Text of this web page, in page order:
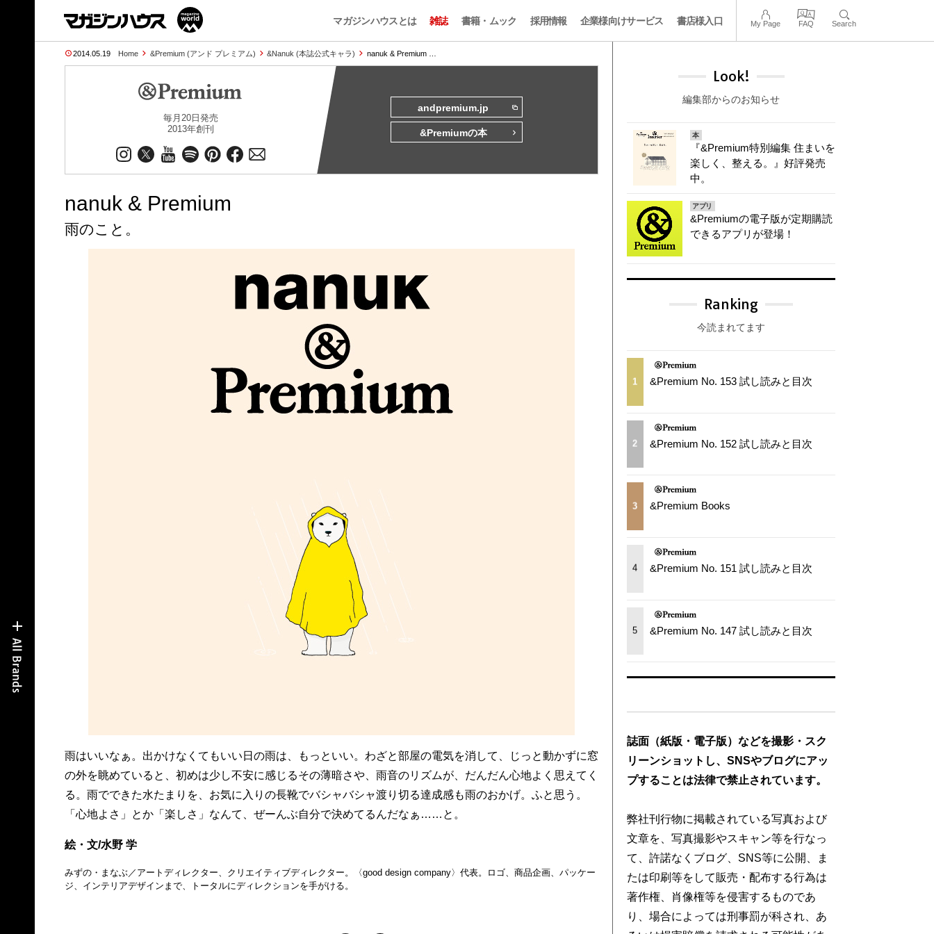
マガジンハウスとは 雑誌 書籍・ムック 採用情報 企業様向けサービス 書店様入口 My Page FAQ Search
2014.05.19 Home &Premium (アンド プレミアム) &Nanuk (本誌公式キャラ) nanuk & Premium …
毎月20日発売
2013年創刊
andpremium.jp
&Premiumの本
nanuk & Premium
雨のこと。
雨はいいなぁ。出かけなくてもいい日の雨は、もっといい。わざと部屋の電気を消して、じっと動かずに窓
の外を眺めていると、初めは少し不安に感じるその薄暗さや、雨音のリズムが、だんだん心地よく思えてく
る。雨でできた水たまりを、お気に入りの長靴でバシャバシャ渡り切る達成感も雨のおかげ。ふと思う。
「心地よさ」とか「楽しさ」なんて、ぜーんぶ自分で決めてるんだなぁ……と。
絵・文/水野 学
みずの・まなぶ／アートディレクター、クリエイティブディレクター。〈good design company〉代表。ロゴ、商品企画、パッケー
ジ、インテリアデザインまで、トータルにディレクションを手がける。
Look!
編集部からのお知らせ
本
『&Premium特別編集 住まいを
楽しく、整える。』好評発売
中。
アプリ
&Premiumの電子版が定期購読
できるアプリが登場！
Ranking
今読まれてます
1 &Premium No. 153 試し読みと目次
2 &Premium No. 152 試し読みと目次
3 &Premium Books
4 &Premium No. 151 試し読みと目次
5 &Premium No. 147 試し読みと目次
誌面（紙版・電子版）などを撮影・スク
リーンショットし、SNSやブログにアッ
プすることは法律で禁止されています。
弊社刊行物に掲載されている写真および
文章を、写真撮影やスキャン等を行なっ
て、許諾なくブログ、SNS等に公開、ま
たは印刷等をして販売・配布する行為は
著作権、肖像権等を侵害するものであ
り、場合によっては刑事罰が科され、あ